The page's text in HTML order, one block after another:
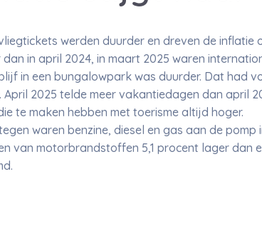
werden duurder en dreven de inflatie
in april 2024, in maart 2025 waren
in een bungalowpark was duurder. Dat had
April 2025 telde meer vakantiedagen dan april
te maken hebben met toerisme altijd hoger.
waren benzine, diesel en gas aan de
van motorbrandstoffen 5,1 procent lager dan